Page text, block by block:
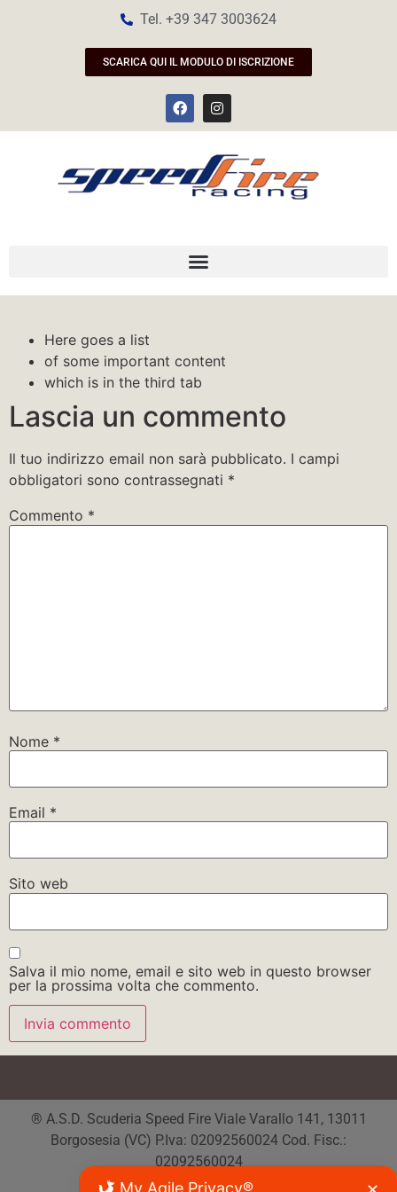
Tel. +39 347 3003624
SCARICA QUI IL MODULO DI ISCRIZIONE
Here goes a list
of some important content
which is in the third tab
Lascia un commento
Il tuo indirizzo email non sarà pubblicato. I campi
obbligatori sono contrassegnati *
Commento *
Nome *
Email *
Sito web
Salva il mio nome, email e sito web in questo browser
per la prossima volta che commento.
® A.S.D. Scuderia Speed Fire Viale Varallo 141, 13011
Borgosesia (VC) P.Iva: 02092560024 Cod. Fisc.:
02092560024
Tutti i diritti riservati
My Agile Privacy®